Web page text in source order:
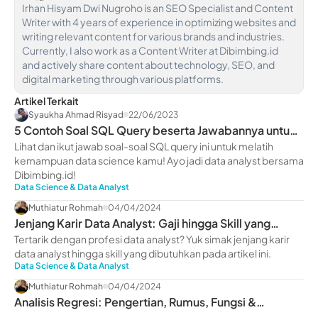
Irhan Hisyam Dwi Nugroho is an SEO Specialist and Content
Writer with 4 years of experience in optimizing websites and
writing relevant content for various brands and industries.
Currently, I also work as a Content Writer at Dibimbing.id
and actively share content about technology, SEO, and
digital marketing through various platforms.
Artikel Terkait
Syaukha Ahmad Risyad 22/06/2023
5 Contoh Soal SQL Query beserta Jawabannya untuk
Pemula
Lihat dan ikut jawab soal-soal SQL query ini untuk melatih
kemampuan data science kamu! Ayo jadi data analyst bersama
Dibimbing.id!
Data Science & Data Analyst
Muthiatur Rohmah 04/04/2024
Jenjang Karir Data Analyst: Gaji hingga Skill yang
Dimiliki
Tertarik dengan profesi data analyst? Yuk simak jenjang karir
data analyst hingga skill yang dibutuhkan pada artikel ini.
Data Science & Data Analyst
Muthiatur Rohmah 04/04/2024
Analisis Regresi: Pengertian, Rumus, Fungsi &